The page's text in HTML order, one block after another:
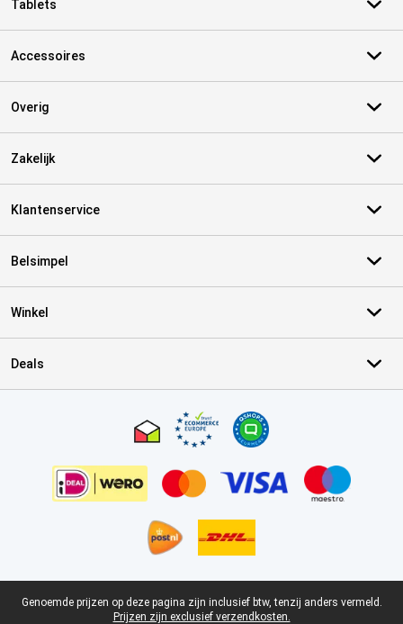
Tablets
Accessoires
Overig
Zakelijk
Klantenservice
Belsimpel
Winkel
Deals
Juridische voettekst
Genoemde prijzen op deze pagina zijn inclusief btw, tenzij anders vermeld.
Prijzen zijn exclusief verzendkosten.